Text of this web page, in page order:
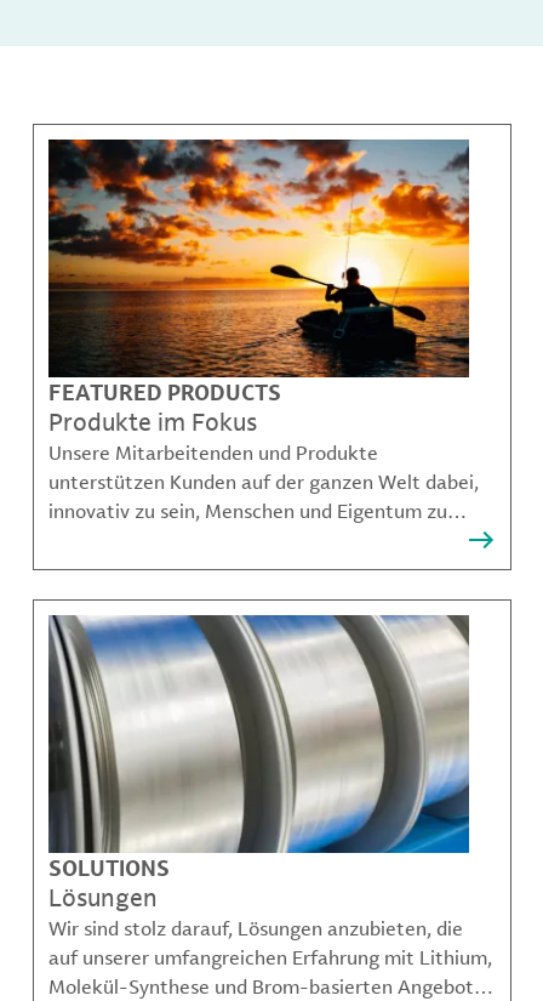
FEATURED PRODUCTS
Produkte im Fokus
Unsere Mitarbeitenden und Produkte
unterstützen Kunden auf der ganzen Welt dabei,
innovativ zu sein, Menschen und Eigentum zu
nachhaltigere Möglichkeiten für Mobilität,
Kommunikation und Wachstum zu schaffen.
SOLUTIONS
Lösungen
Wir sind stolz darauf, Lösungen anzubieten, die
auf unserer umfangreichen Erfahrung mit Lithium,
Molekül-Synthese und Brom-basierten Angeboten